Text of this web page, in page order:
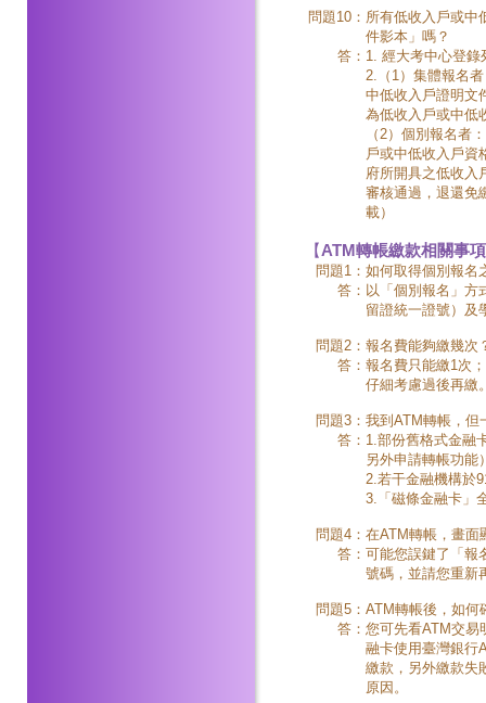
問題10： 所有低收入戶或中
件影本」嗎？
答： 1. 經大考中心登錄
2.（1）集體報名
中低收入戶證明文
為低收入戶或中低
（2）個別報名者
戶或中低收入戶資
府所開具之低收入
審核通過，退還免
載）
【ATM轉帳繳款相關事項
問題1： 如何取得個別報名
答： 以「個別報名」方
留證統一證號）及
問題2： 報名費能夠繳幾次
答： 報名費只能繳1次
仔細考慮過後再繳
問題3： 我到ATM轉帳，但
答： 1.部份舊格式金融
另外申請轉帳功能
2.若干金融機構於
3.「磁條金融卡」
問題4： 在ATM轉帳，畫面
答： 可能您誤鍵了「報
號碼，並請您重新
問題5： ATM轉帳後，如何
答： 您可先看ATM交易
融卡使用臺灣銀行
繳款，另外繳款失
原因。